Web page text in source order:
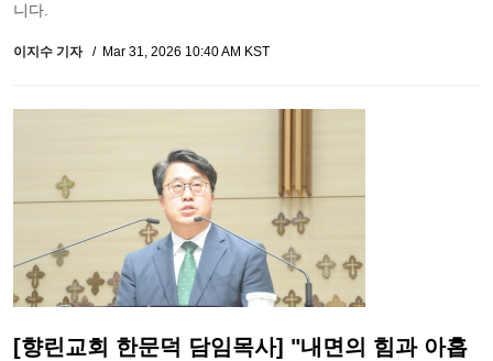
니다.
이지수 기자 Mar 31, 2026 10:40 AM KST
[향린교회 한문덕 담임목사] "내면의 힘과 아홉